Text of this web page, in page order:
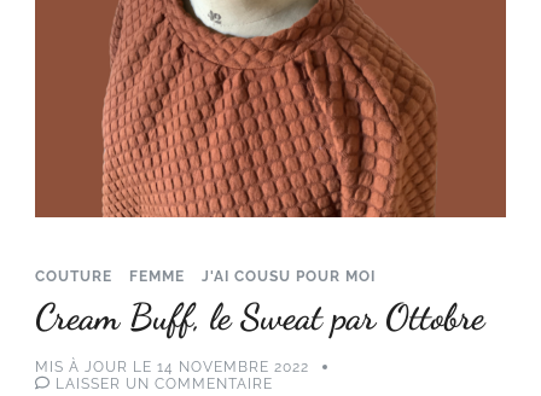
COUTURE FEMME J'AI COUSU POUR MOI
Cream Buff, le Sweat par Ottobre
MIS À JOUR LE 14 NOVEMBRE 2022
LAISSER UN COMMENTAIRE